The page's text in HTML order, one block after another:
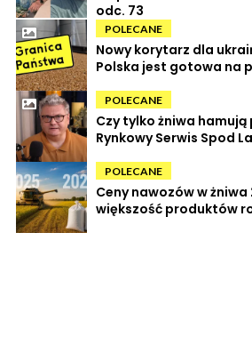
odc. 73
POLECANE
Nowy korytarz dla
Polska jest gotowa na
POLECANE
Czy tylko żniwa hamują
Rynkowy Serwis Spod
POLECANE
Ceny nawozów w żniwa
większość produktów